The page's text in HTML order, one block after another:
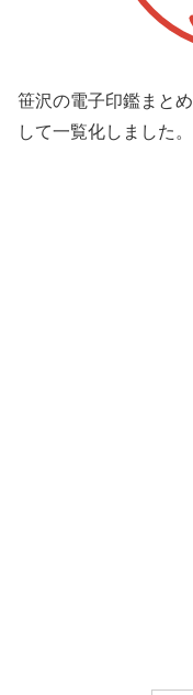
笹沢の電子印鑑まと
して一覧化しました。